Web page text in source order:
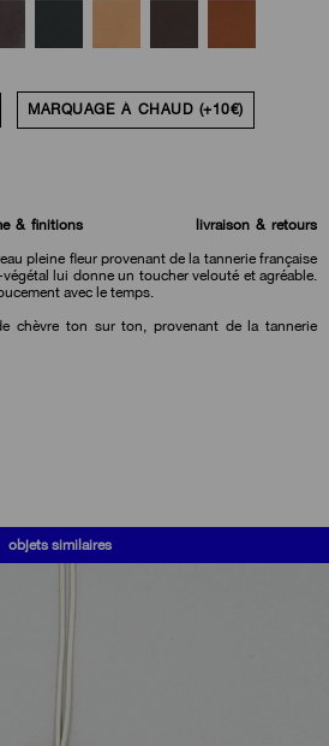
MARQUAGE À CHAUD (+10€)
& finitions
livraison & retours
pleine fleur provenant de la tannerie française
lui donne un toucher velouté et agréable.
avec le temps.
chèvre ton sur ton, provenant de la tannerie
objets similaires